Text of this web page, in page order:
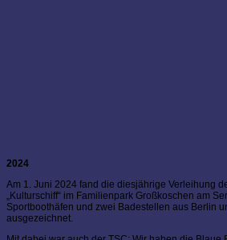
2024
Am 1. Juni 2024 fand die diesjährige Verleihung
„Kulturschiff“ im Familienpark Großkoschen am
Sportboothäfen und zwei Badestellen aus Berlin
ausgezeichnet.